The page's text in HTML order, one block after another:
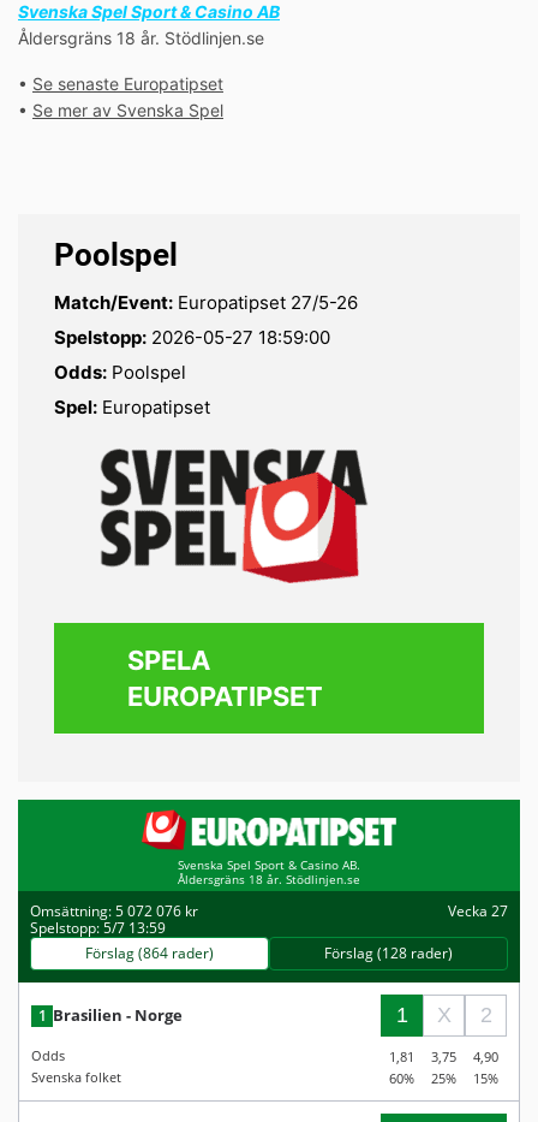
Poolspel
Match/Event: Europatipset 27/5-26
Spelstopp: 2026-05-27 18:59:00
Odds: Poolspel
Spel: Europatipset
SPELA
EUROPATIPSET
Svenska Spel Sport & Casino AB
Åldersgräns 18 år. Stödlinjen.se
• Se senaste Europatipset
• Se mer av Svenska Spel